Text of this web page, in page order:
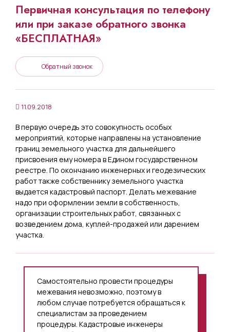
Первичная консультация по телефону
или при заказе обратного звонка
«БЕСПЛАТНАЯ»
Обратный звонок
11.09.2018
В первую очередь это совокупность особых
мероприятий, которые направлены на установление
границ земельного участка для дальнейшего
присвоения ему номера в Едином государственном
реестре. По окончанию инженерных и геодезических
работ также собственнику земельного участка
выдается кадастровый паспорт. Делать межевание
надо при оформлении земли в собственность,
организации строительных работ, связанных с
возведением дома, куплей-продажей или дарением
участка.
Самостоятельно провести процедуры
межевания невозможно, поэтому в
любом случае потребуется обращаться к
специалистам за проведением
процедуры. Кадастровые инженеры